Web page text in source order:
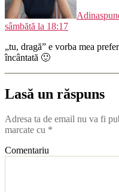
Adina
sâmbătă la 18:17
„tu, dragă” e vorba mea
încântată 🙂
Lasă un răspuns
Adresa ta de email nu va fi
marcate cu *
Comentariu